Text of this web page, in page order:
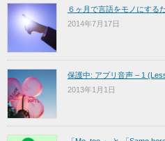
６ヶ月で言語をモノにする
2014年7月17日
保護中: アプリ音声 – 1
2013年1月1日